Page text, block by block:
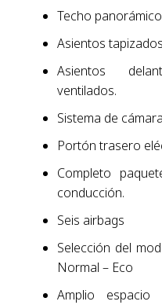
Techo
Asientos
Asientos
ventilados.
Sistema de
Portón trasero
Completo
conducción.
Seis airbags
Selección del
Normal – Eco
Amplio espacio